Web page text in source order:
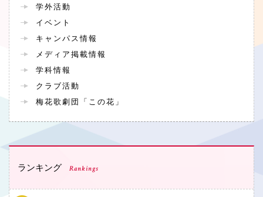
学外活動
イベント
キャンパス情報
メディア掲載情報
学科情報
クラブ活動
梅花歌劇団「この花」
ランキング Rankings